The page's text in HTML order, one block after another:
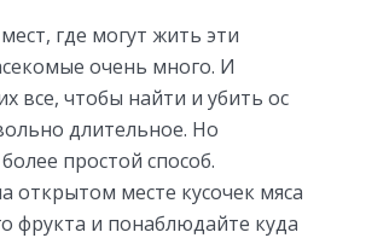
где могут жить эти
очень много. И
все, чтобы найти и убить ос
длительное. Но
простой способ.
открытом месте кусочек мяса
фрукта и понаблюдайте куда